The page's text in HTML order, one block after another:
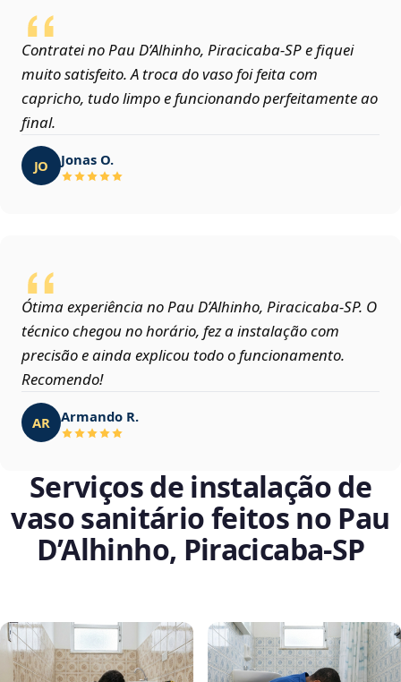
Contratei no Pau D’Alhinho, Piracicaba‑SP e fiquei
muito satisfeito. A troca do vaso foi feita com
capricho, tudo limpo e funcionando perfeitamente ao
final.
JO Jonas O.
Ótima experiência no Pau D’Alhinho, Piracicaba‑SP. O
técnico chegou no horário, fez a instalação com
precisão e ainda explicou todo o funcionamento.
Recomendo!
AR Armando R.
Serviços de instalação de
vaso sanitário feitos no Pau
D’Alhinho, Piracicaba‑SP